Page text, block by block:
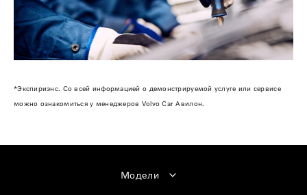
*Экспириэнс. Со всей информацией о демонстрируемой услуге или сервисе
можно ознакомиться у менеджеров Volvo Car Авилон.
Модели